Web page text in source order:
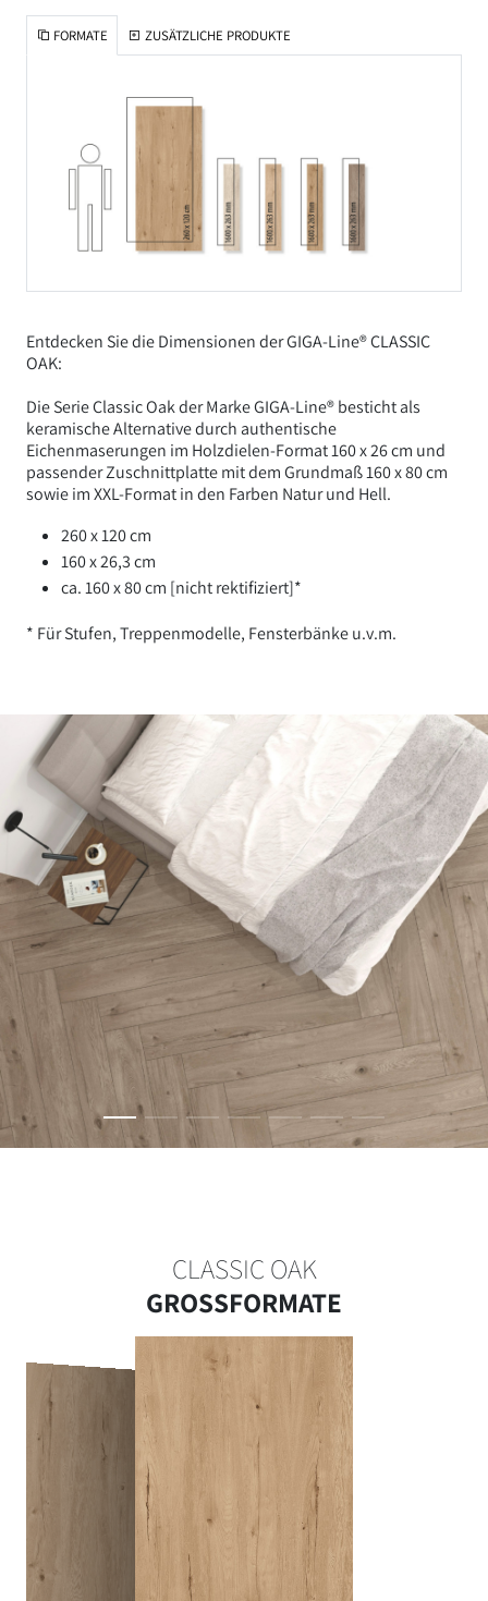
Entdecken Sie die Dimensionen der GIGA-Line® CLASSIC
OAK:
Die Serie Classic Oak der Marke GIGA-Line®besticht als
keramische Alternative durch authentische
Eichenmaserungen im Holzdielen-Format 160 x 26 cm und
passender Zuschnittplatte mit dem Grundmaß 160 x 80 cm
sowie im XXL-Format in den Farben Natur und Hell.
260 x 120 cm
160 x 26,3 cm
ca. 160 x 80 cm [nicht rektifiziert]*
* Für Stufen, Treppenmodelle, Fensterbänke u.v.m.
FORMATE ZUSÄTZLICHE PRODUKTE
CLASSIC OAK
GROSSFORMATE